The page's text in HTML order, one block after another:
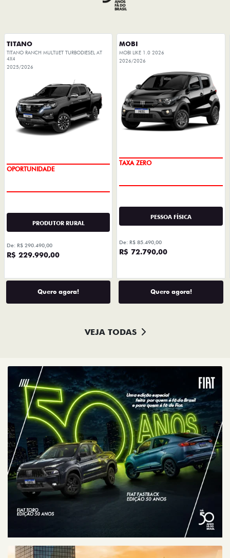
TITANO
TITANO RANCH MULTIJET TURBODIESEL AT
4X4
2025/2026
OPORTUNIDADE
PRODUTOR RURAL
De: R$ 290.490,00
R$ 229.990,00
Quero agora!
MOBI
MOBI LIKE 1.0 2026
2026/2026
TAXA ZERO
PESSOA FÍSICA
De: R$ 85.490,00
R$ 72.790,00
Quero agora!
VEJA TODAS